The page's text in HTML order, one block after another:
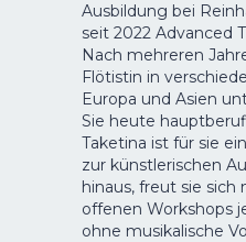
Ausbildung bei
seit 2022 Advanced
Nach mehreren
Flötistin in
Europa und Asien
Sie heute
Taketina ist für sie
zur künstlerischen
hinaus, freut sie sich
offenen Workshops
ohne musikalische